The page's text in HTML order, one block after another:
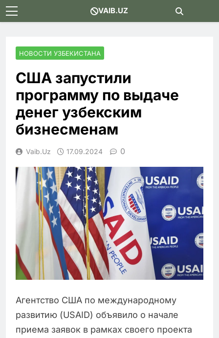
Skip
to
VAIB.UZ
НОВОСТИ УЗБЕКИСТАНА
США запустили
программу по выдаче
денег узбекским
бизнесменам
Vaib.uz 17.09.2024 0
Агентство США по международному
развитию (USAID) объявило о начале
приема заявок в рамках своего проекта